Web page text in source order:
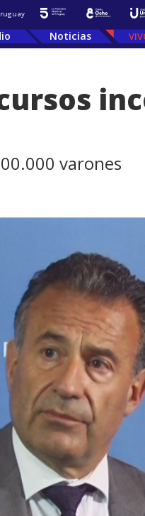
Noticias
varones